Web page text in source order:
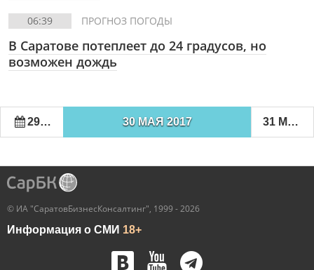
06:39 ПРОГНОЗ ПОГОДЫ
В Саратове потеплеет до 24 градусов, но
возможен дождь
29 МАЯ 2017 30 МАЯ 2017 31 МАЯ 2017
© ИА "СаратовБизнесКонсалтинг", 1999 - 2026
Информация о СМИ 18+